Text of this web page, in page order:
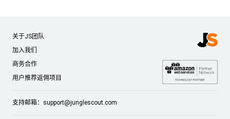
关于JS团队
加入我们
商务合作
用户推荐返佣项目
支持邮箱： support@junglescout.com